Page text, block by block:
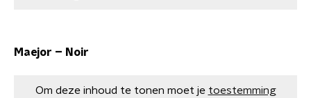
Maejor – Noir
Om deze inhoud te tonen moet je toestemming